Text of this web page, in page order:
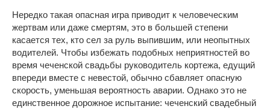
Нередко такая опасная игра приводит к человеческим
жертвам или даже смертям, это в большей степени
касается тех, кто сел за руль выпившим, или неопытных
водителей. Чтобы избежать подобных неприятностей во
время чеченской свадьбы руководитель кортежа, едущий
впереди вместе с невестой, обычно сбавляет опасную
скорость, уменьшая вероятность аварии. Однако это не
единственное дорожное испытание: чеченский свадебный